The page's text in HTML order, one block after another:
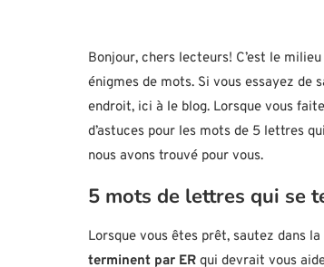
Bonjour, chers lecteurs! C’est le
énigmes de mots. Si vous essayez de
endroit, ici à le blog. Lorsque vous
d’astuces pour les mots de 5 lettres qui
nous avons trouvé pour vous.
5 mots de lettres qui se
Lorsque vous êtes prêt, sautez dans
terminent par ER qui devrait vous